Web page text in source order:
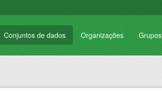
Conjuntos de dados Organizações Grupos